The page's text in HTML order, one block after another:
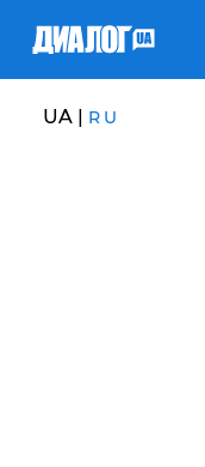
UA | RU